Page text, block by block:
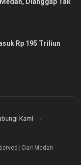
Rp 195 Triliun
Kami
| Dari Medan